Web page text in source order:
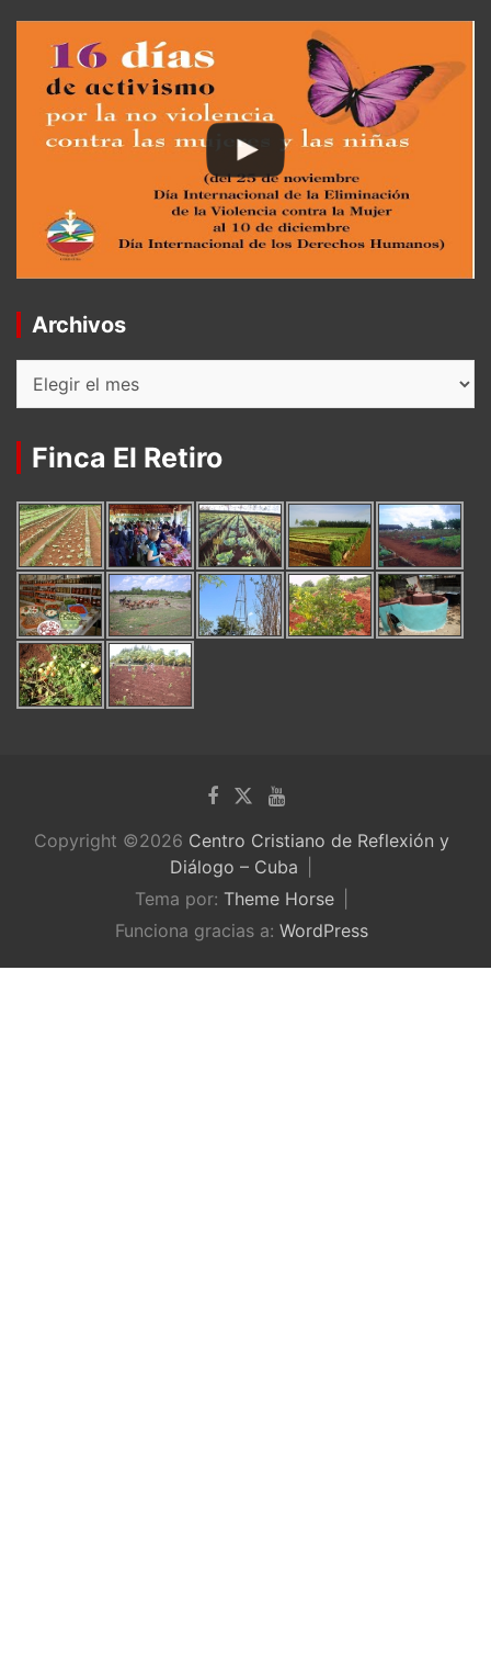
Archivos
Archivos
Finca El Retiro
Copyright ©2026 Centro Cristiano de Reflexión y
Diálogo – Cuba
Tema por: Theme Horse
Funciona gracias a: WordPress